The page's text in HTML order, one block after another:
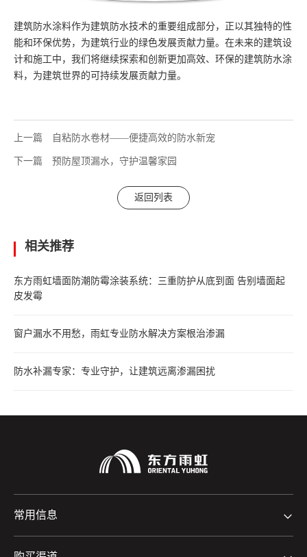
建筑防水涂料作为建筑防水技术的重要组成部分，正以其独特的性
能和环保优势，为建筑行业的绿色发展贡献力量。在未来的建筑设
计和施工中，我们将继续探索和创新更加高效、环保的建筑防水涂
料，为建筑世界的可持续发展贡献力量。
上一篇 自粘防水卷材——便捷高效的防水新宠
下一篇 预防屋顶漏水，守护温馨家园
返回列表
相关推荐
东方雨虹墙面防潮防霉涂装系统：三重防护从底到面 告别墙面起
皮发霉
窗户漏水不用愁，雨虹专业防水解决方案根治渗漏
防水补漏专家：专业守护，让建筑远离渗漏困扰
常用信息